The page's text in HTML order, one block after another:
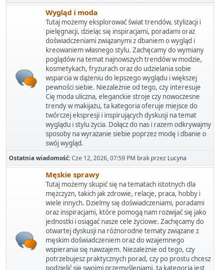
Wygląd i moda
Tutaj możemy eksplorować świat trendów, stylizacji i
pielęgnacji, dzieląc się inspiracjami, poradami oraz
doświadczeniami związanymi z dbaniem o wygląd i
kreowaniem własnego stylu. Zachęcamy do wymiany
poglądów na temat najnowszych trendów w modzie,
kosmetykach, fryzurach oraz do udzielania sobie
wsparcia w dążeniu do lepszego wyglądu i większej
pewności siebie. Niezależnie od tego, czy interesuje
Cię moda uliczna, eleganckie stroje czy nowoczesne
trendy w makijażu, ta kategoria oferuje miejsce do
twórczej ekspresji i inspirujących dyskusji na temat
wyglądu i stylu życia. Dołącz do nas i razem odkrywajmy
sposoby na wyrażanie siebie poprzez modę i dbanie o
swój wygląd.
Ostatnia wiadomość:Cze 12, 2026, 07:59 PM brak przez Lucyna
Męskie sprawy
Tutaj możemy skupić się na tematach istotnych dla
mężczyzn, takich jak zdrowie, relacje, praca, hobby i
wiele innych. Dzielmy się doświadczeniami, poradami
oraz inspiracjami, które pomogą nam rozwijać się jako
jednostki i osiągać nasze cele życiowe. Zachęcamy do
otwartej dyskusji na różnorodne tematy związane z
męskim doświadczeniem oraz do wzajemnego
wspierania się nawzajem. Niezależnie od tego, czy
potrzebujesz praktycznych porad, czy po prostu chcesz
podzielić się swoimi przemyśleniami, ta kategoria jest